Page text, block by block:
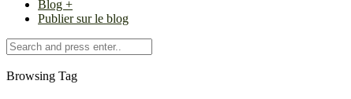
Blog +
Publier sur le blog
Browsing Tag